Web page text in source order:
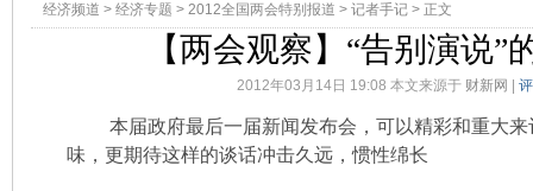
经济频道 > 经济专题 > 2012全国两会特别报道 > 记者手记 > 正文
【两会观察】“告别演说”
2012年03月14日 19:08 本文来源于 财新网
本届政府最后一届新闻发布会，可以精彩和重大来
味，更期待这样的谈话冲击久远，惯性绵长